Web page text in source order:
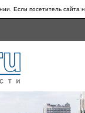
Если посетитель сайта